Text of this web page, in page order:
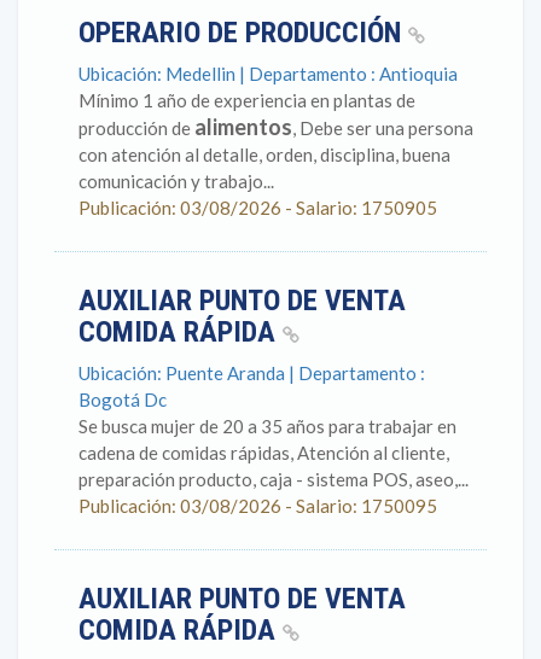
OPERARIO DE PRODUCCIÓN
Ubicación: Medellin | Departamento : Antioquia
Mínimo 1 año de experiencia en plantas de
producción de alimentos, Debe ser una persona
con atención al detalle, orden, disciplina, buena
comunicación y trabajo...
Publicación: 03/08/2026 - Salario: 1750905
AUXILIAR PUNTO DE VENTA
COMIDA RÁPIDA
Ubicación: Puente Aranda | Departamento :
Bogotá Dc
Se busca mujer de 20 a 35 años para trabajar en
cadena de comidas rápidas, Atención al cliente,
preparación producto, caja - sistema POS, aseo,...
Publicación: 03/08/2026 - Salario: 1750095
AUXILIAR PUNTO DE VENTA
COMIDA RÁPIDA